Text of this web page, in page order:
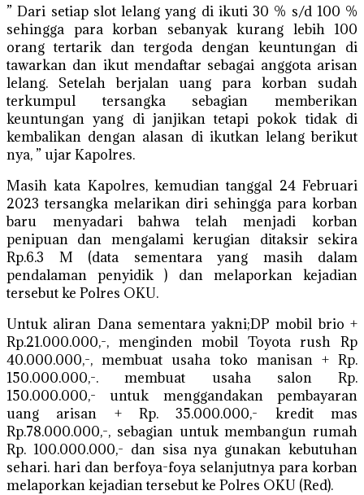
” Dari setiap slot lelang yang di ikuti 30 % s/d 100 %
sehingga para korban sebanyak kurang lebih 100
orang tertarik dan tergoda dengan keuntungan di
tawarkan dan ikut mendaftar sebagai anggota arisan
lelang. Setelah berjalan uang para korban sudah
terkumpul tersangka sebagian memberikan
keuntungan yang di janjikan tetapi pokok tidak di
kembalikan dengan alasan di ikutkan lelang berikut
nya, ” ujar Kapolres.
Masih kata Kapolres, kemudian tanggal 24 Februari
2023 tersangka melarikan diri sehingga para korban
baru menyadari bahwa telah menjadi korban
penipuan dan mengalami kerugian ditaksir sekira
Rp.6.3 M (data sementara yang masih dalam
pendalaman penyidik ) dan melaporkan kejadian
tersebut ke Polres OKU.
Untuk aliran Dana sementara yakni;DP mobil brio +
Rp.21.000.000,-, menginden mobil Toyota rush Rp
40.000.000,-, membuat usaha toko manisan + Rp.
150.000.000,-. membuat usaha salon Rp.
150.000.000,- untuk menggandakan pembayaran
uang arisan + Rp. 35.000.000,- kredit mas
Rp.78.000.000,-, sebagian untuk membangun rumah
Rp. 100.000.000,- dan sisa nya gunakan kebutuhan
sehari. hari dan berfoya-foya selanjutnya para korban
melaporkan kejadian tersebut ke Polres OKU (Red).